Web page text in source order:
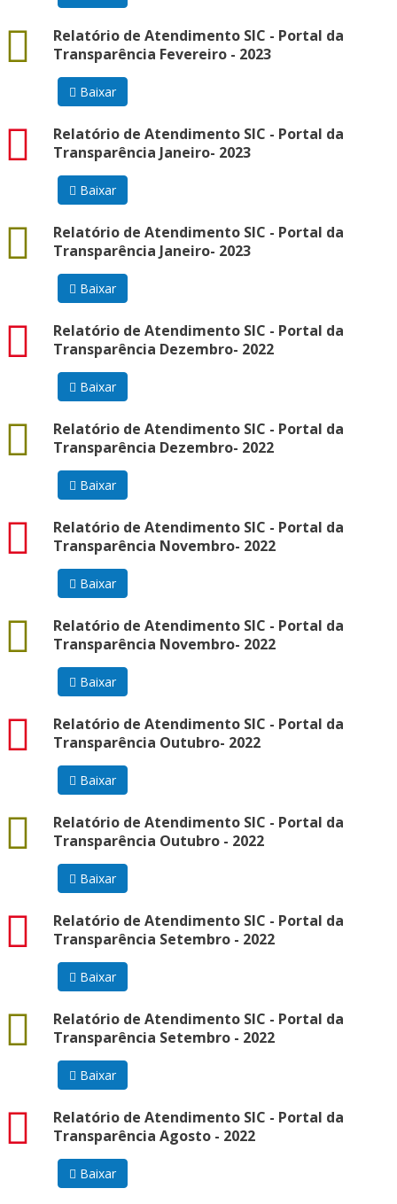
Relatório de Atendimento SIC - Portal da
Transparência Fevereiro - 2023
docx
Baixar
Relatório de Atendimento SIC - Portal da
Transparência Janeiro- 2023
pdf
Baixar
Relatório de Atendimento SIC - Portal da
Transparência Janeiro- 2023
docx
Baixar
Relatório de Atendimento SIC - Portal da
Transparência Dezembro- 2022
pdf
Baixar
Relatório de Atendimento SIC - Portal da
Transparência Dezembro- 2022
docx
Baixar
Relatório de Atendimento SIC - Portal da
Transparência Novembro- 2022
pdf
Baixar
Relatório de Atendimento SIC - Portal da
Transparência Novembro- 2022
docx
Baixar
Relatório de Atendimento SIC - Portal da
Transparência Outubro- 2022
pdf
Baixar
Relatório de Atendimento SIC - Portal da
Transparência Outubro - 2022
docx
Baixar
Relatório de Atendimento SIC - Portal da
Transparência Setembro - 2022
pdf
Baixar
Relatório de Atendimento SIC - Portal da
Transparência Setembro - 2022
docx
Baixar
Relatório de Atendimento SIC - Portal da
Transparência Agosto - 2022
pdf
Baixar